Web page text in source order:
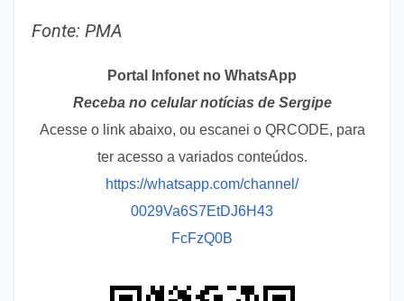
Fonte: PMA
Portal Infonet no WhatsApp
Receba no celular notícias de Sergipe
Acesse o link abaixo, ou escanei o QRCODE, para
ter acesso a variados conteúdos.
https://whatsapp.com/channel/
0029Va6S7EtDJ6H43
FcFzQ0B